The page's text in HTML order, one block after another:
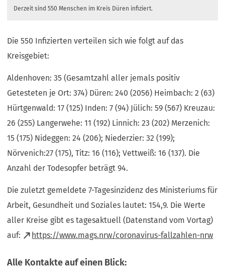
Derzeit sind 550 Menschen im Kreis Düren infiziert.
Die 550 Infizierten verteilen sich wie folgt auf das
Kreisgebiet:
Aldenhoven: 35 (Gesamtzahl aller jemals positiv
Getesteten je Ort: 374) Düren: 240 (2056) Heimbach: 2 (63)
Hürtgenwald: 17 (125) Inden: 7 (94) Jülich: 59 (567) Kreuzau:
26 (255) Langerwehe: 11 (192) Linnich: 23 (202) Merzenich:
15 (175) Nideggen: 24 (206); Niederzier: 32 (199);
Nörvenich:27 (175), Titz: 16 (116); Vettweiß: 16 (137). Die
Anzahl der Todesopfer beträgt 94.
Die zuletzt gemeldete 7-Tagesinzidenz des Ministeriums für
Arbeit, Gesundheit und Soziales lautet: 154,9. Die Werte
aller Kreise gibt es tagesaktuell (Datenstand vom Vortag)
auf:
https://www.mags.nrw/coronavirus-fallzahlen-nrw
(Öffnet
einem
Alle Kontakte auf einen Blick: